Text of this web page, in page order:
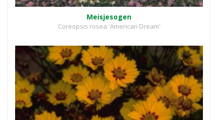
Meisjesogen
Coreopsis rosea 'American Dream'